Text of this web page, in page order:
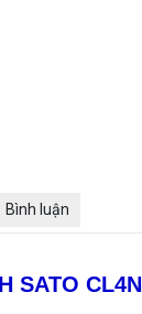
Bình luận
SATO